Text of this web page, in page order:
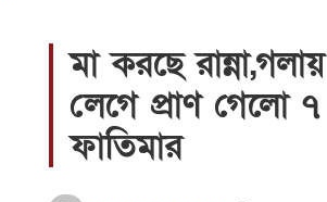
মা করছে
লেগে প্রাণ গেলো
ফাতিমার